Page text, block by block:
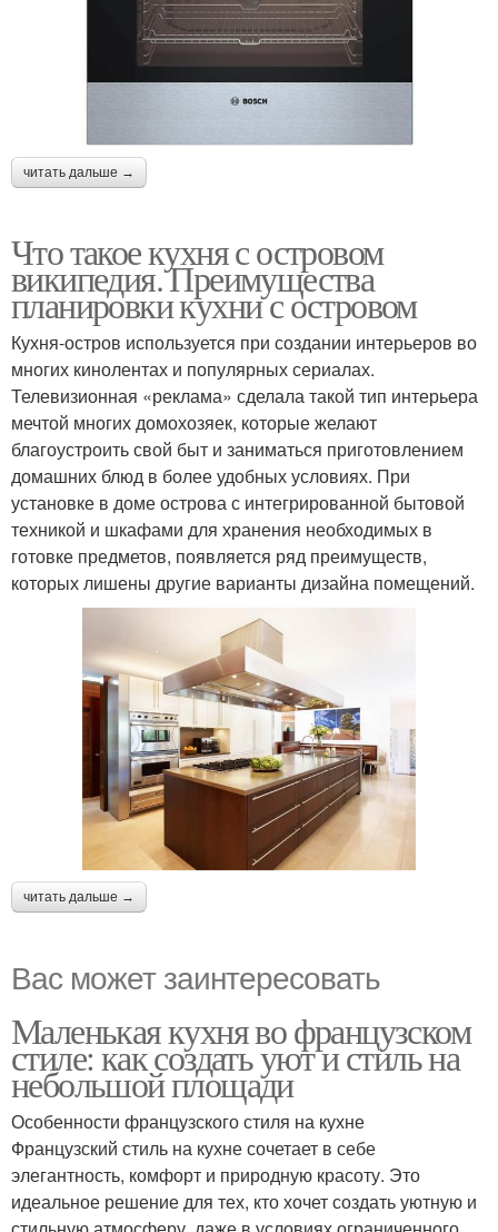
читать дальше →
Что такое кухня с островом
википедия. Преимущества
планировки кухни с островом
Кухня-остров используется при создании интерьеров во
многих кинолентах и популярных сериалах.
Телевизионная «реклама» сделала такой тип интерьера
мечтой многих домохозяек, которые желают
благоустроить свой быт и заниматься приготовлением
домашних блюд в более удобных условиях. При
установке в доме острова с интегрированной бытовой
техникой и шкафами для хранения необходимых в
готовке предметов, появляется ряд преимуществ,
которых лишены другие варианты дизайна помещений.
читать дальше →
Вас может заинтересовать
Маленькая кухня во французском
стиле: как создать уют и стиль на
небольшой площади
Особенности французского стиля на кухне
Французский стиль на кухне сочетает в себе
элегантность, комфорт и природную красоту. Это
идеальное решение для тех, кто хочет создать уютную и